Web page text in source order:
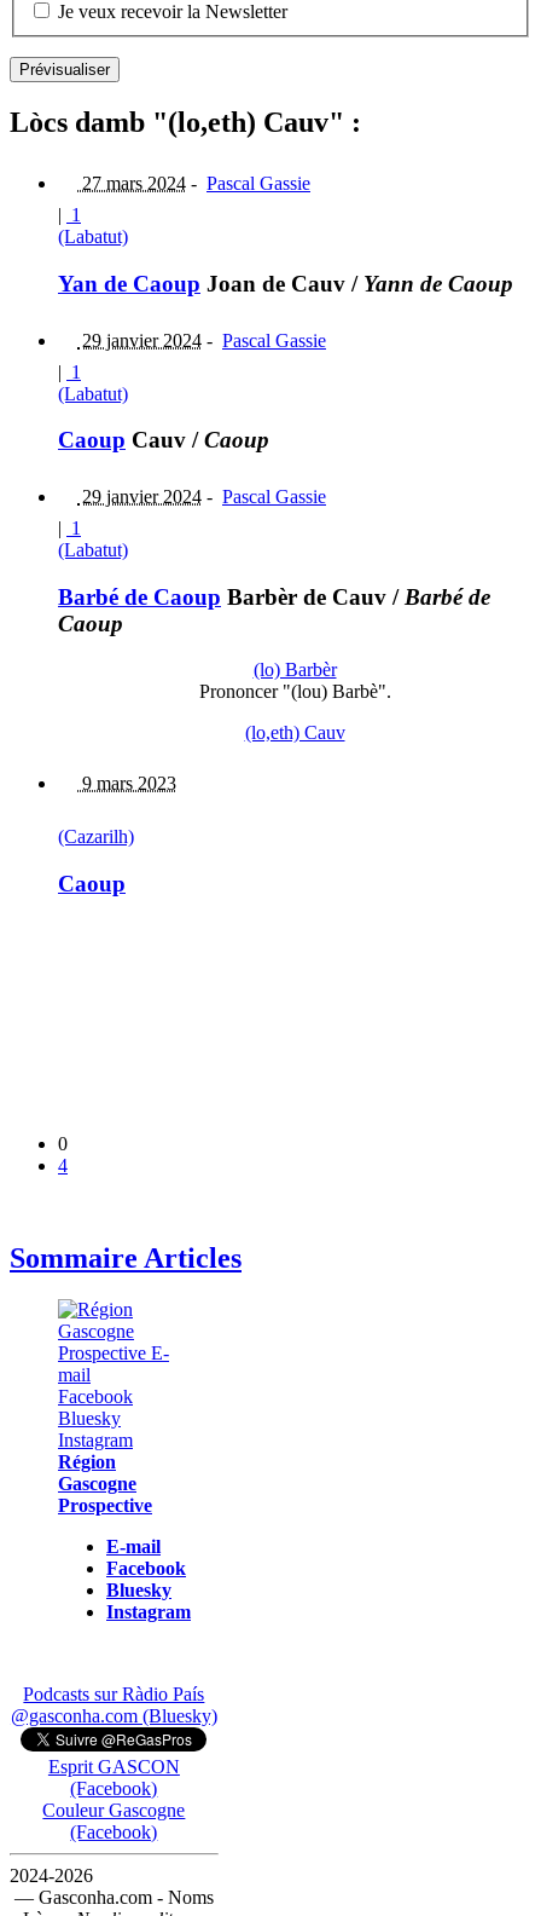
Je veux recevoir la Newsletter
Lòcs damb "(lo,eth) Cauv" :
27 mars 2024 - Pascal Gassie
| 1
(Labatut)
Yan de Caoup Joan de Cauv / Yann de Caoup
29 janvier 2024 - Pascal Gassie
| 1
(Labatut)
Caoup Cauv /Caoup
29 janvier 2024 - Pascal Gassie
| 1
(Labatut)
Barbé de Caoup Barbèr de Cauv / Barbé de
Caoup
(lo) Barbèr
Prononcer "(lou) Barbè".
(lo,eth) Cauv
9 mars 2023
(Cazarilh)
Caoup
0
4
Sommaire Articles
Région
Gascogne
Prospective
E-mail
Facebook
Bluesky
Instagram
Podcasts sur Ràdio País
@gasconha.com (Bluesky)
Esprit GASCON
(Facebook)
Couleur Gascogne
(Facebook)
2024-2026
— Gasconha.com - Noms